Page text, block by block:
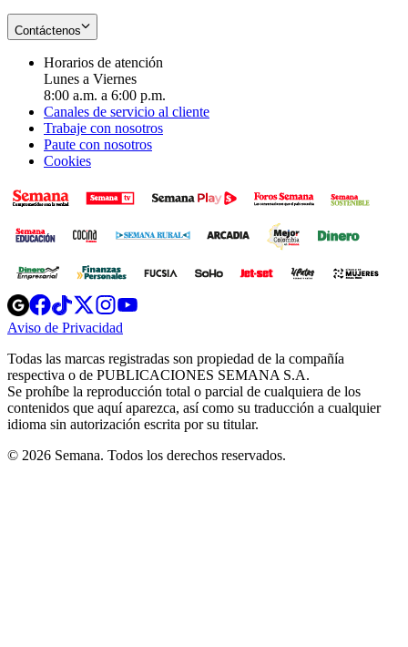
Contáctenos
Horarios de atención
Lunes a Viernes
8:00 a.m. a 6:00 p.m.
Canales de servicio al cliente
Trabaje con nosotros
Paute con nosotros
Cookies
Opens
in
new
Opens
in
new
Opens
in
new
window
Opens
new
windowwindow
Aviso de Privacidad
new
window
Todas las marcas registradas son propiedad de la compañía
respectiva o de PUBLICACIONES SEMANA S.A.
Se prohíbe la reproducción total o parcial de cualquiera de los
contenidos que aquí aparezca, así como su traducción a cualquier
idioma sin autorización escrita por su titular.
© 2026 Semana. Todos los derechos reservados.